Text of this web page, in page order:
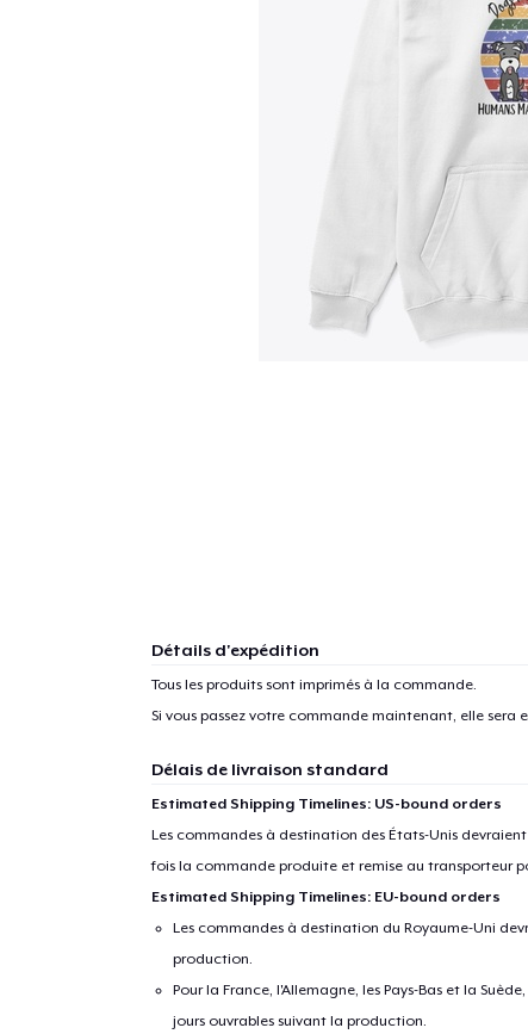
Détails d'expédition
Tous les produits sont imprimés à la commande.
Si vous passez votre commande maintenant, elle sera
Délais de livraison standard
Estimated Shipping Timelines: US-bound orders
Les commandes à destination des États-Unis
fois la commande produite et remise au transporteur
Estimated Shipping Timelines: EU-bound orders
Les commandes à destination du Royaume-Uni
production.
Pour la France, l'Allemagne, les Pays-Bas et la
jours ouvrables suivant la production.